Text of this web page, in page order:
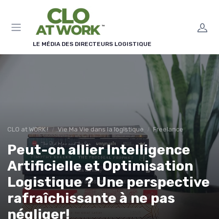
LE MÉDIA DES DIRECTEURS LOGISTIQUE
CLO at WORK ! Vie Ma Vie dans la logistique Freelance
Peut-on allier Intelligence
Artificielle et Optimisation
Logistique ? Une perspective
rafraîchissante à ne pas
négliger!
Panneau de gestion des cookies